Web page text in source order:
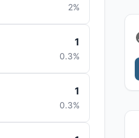
2%
1
0.3%
1
0.3%